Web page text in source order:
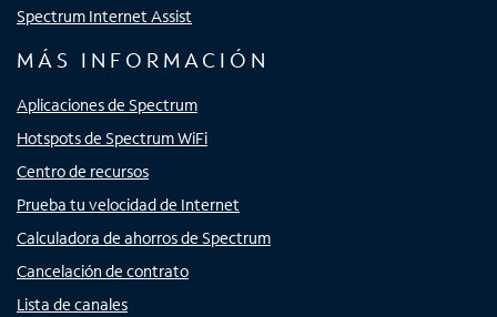
Spectrum Internet Assist
MÁS INFORMACIÓN
Aplicaciones de Spectrum
Hotspots de Spectrum WiFi
Centro de recursos
Prueba tu velocidad de Internet
Calculadora de ahorros de Spectrum
Cancelación de contrato
Lista de canales